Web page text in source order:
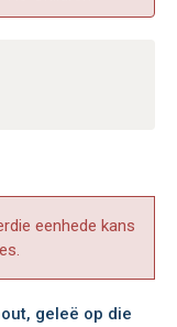
eenhede kans
geleë op die